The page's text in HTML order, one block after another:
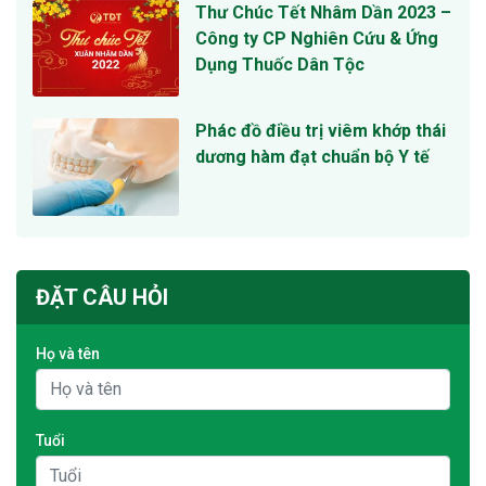
Thư Chúc Tết Nhâm Dần 2023 –
Công ty CP Nghiên Cứu & Ứng
Dụng Thuốc Dân Tộc
Phác đồ điều trị viêm khớp thái
dương hàm đạt chuẩn bộ Y tế
ĐẶT CÂU HỎI
Họ và tên
Tuổi